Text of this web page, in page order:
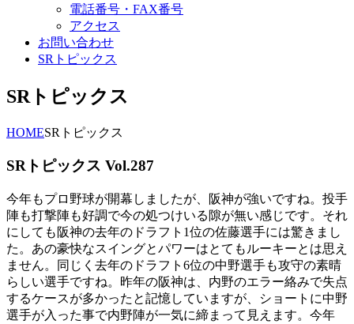
電話番号・FAX番号
アクセス
お問い合わせ
SRトピックス
SRトピックス
HOMESRトピックス
SRトピックス Vol.287
今年もプロ野球が開幕しましたが、阪神が強いですね。投手
陣も打撃陣も好調で今の処つけいる隙が無い感じです。それ
にしても阪神の去年のドラフト1位の佐藤選手には驚きまし
た。あの豪快なスイングとパワーはとてもルーキーとは思え
ません。同じく去年のドラフト6位の中野選手も攻守の素晴
らしい選手ですね。昨年の阪神は、内野のエラー絡みで失点
するケースが多かったと記憶していますが、ショートに中野
選手が入った事で内野陣が一気に締まって見えます。今年